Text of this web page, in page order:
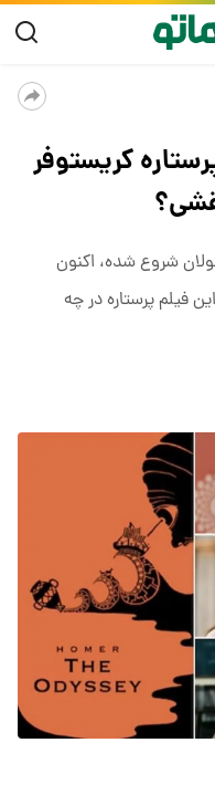
کریستوفر
شروع شده، اکنون
فیلم پرستاره در چه